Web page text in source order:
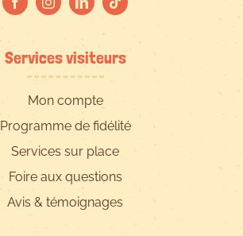
Services visiteurs
Mon compte
Programme de fidélité
Services sur place
Foire aux questions
Avis & témoignages